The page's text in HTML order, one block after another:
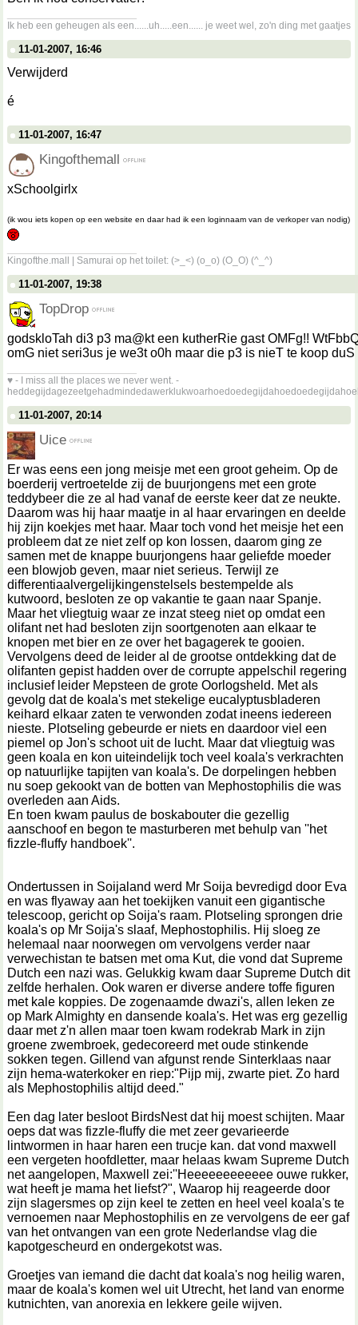
Ik heb een geheugen als een......uh.....een...... je weet wel, zo'n ding met gaatjes
11-01-2007, 16:46
Verwijderd
é
11-01-2007, 16:47
Kingofthemall
xSchoolgirlx
(ik wou iets kopen op een website en daar had ik een loginnaam van de verkoper van nodig)
Kingofthe.mall | Samurai op het toilet: (>_<) (o_o) (O_O) (^_^)
11-01-2007, 19:38
TopDrop
godskloTah di3 p3 ma@kt een kutherRie gast OMFg!!
omG niet seri3us je we3t o0h maar die p3 is nieT te koop
♥ - I miss all the places we never went. -
11-01-2007, 20:14
Uice
Er was eens een jong meisje met een groot geheim. Op de
boerderij vertroetelde zij de buurjongens met een grote
teddybeer die ze al had vanaf de eerste keer dat ze neukte.
Daarom was hij haar maatje in al haar ervaringen en deelde
hij zijn koekjes met haar. Maar toch vond het meisje het een
probleem dat ze niet zelf op kon lossen, daarom ging ze
samen met de knappe buurjongens haar geliefde moeder
een blowjob geven, maar niet serieus. Terwijl ze
differentiaalvergelijkingenstelsels bestempelde als
kutwoord, besloten ze op vakantie te gaan naar Spanje.
Maar het vliegtuig waar ze inzat steeg niet op omdat een
olifant net had besloten zijn soortgenoten aan elkaar te
knopen met bier en ze over het bagagerek te gooien.
Vervolgens deed de leider al de grootse ontdekking dat de
olifanten gepist hadden over de corrupte appelschil regering
inclusief leider Mepsteen de grote Oorlogsheld. Met als
gevolg dat de koala's met stekelige eucalyptusbladeren
keihard elkaar zaten te verwonden zodat ineens iedereen
nieste. Plotseling gebeurde er niets en daardoor viel een
piemel op Jon's schoot uit de lucht. Maar dat vliegtuig was
geen koala en kon uiteindelijk toch veel koala's verkrachten
op natuurlijke tapijten van koala's. De dorpelingen hebben
nu soep gekookt van de botten van Mephostophilis die was
overleden aan Aids.
En toen kwam paulus de boskabouter die gezellig
aanschoof en begon te masturberen met behulp van ''het
fizzle-fluffy handboek''.
Ondertussen in Soijaland werd Mr Soija bevredigd door Eva
en was flyaway aan het toekijken vanuit een gigantische
telescoop, gericht op Soija's raam. Plotseling sprongen drie
koala's op Mr Soija's slaaf, Mephostophilis. Hij sloeg ze
helemaal naar noorwegen om vervolgens verder naar
verwechistan te batsen met oma Kut, die vond dat Supreme
Dutch een nazi was. Gelukkig kwam daar Supreme Dutch dit
zelfde herhalen. Ook waren er diverse andere toffe figuren
met kale koppies. De zogenaamde dwazi's, allen leken ze
op Mark Almighty en dansende koala's. Het was erg gezellig
daar met z'n allen maar toen kwam rodekrab Mark in zijn
groene zwembroek, gedecoreerd met oude stinkende
sokken tegen. Gillend van afgunst rende Sinterklaas naar
zijn hema-waterkoker en riep:"Pijp mij, zwarte piet. Zo hard
als Mephostophilis altijd deed."
Een dag later besloot BirdsNest dat hij moest schijten. Maar
oeps dat was fizzle-fluffy die met zeer gevarieerde
lintwormen in haar haren een trucje kan. dat vond maxwell
een vergeten hoofdletter, maar helaas kwam Supreme Dutch
net aangelopen, Maxwell zei:''Heeeeeeeeeeee ouwe rukker,
wat heeft je mama het liefst?", Waarop hij reageerde door
zijn slagersmes op zijn keel te zetten en heel veel koala's te
vernoemen naar Mephostophilis en ze vervolgens de eer gaf
van het ontvangen van een grote Nederlandse vlag die
kapotgescheurd en ondergekotst was.
Groetjes van iemand die dacht dat koala's nog heilig waren,
maar de koala's komen wel uit Utrecht, het land van enorme
kutnichten, van anorexia en lekkere geile wijven.